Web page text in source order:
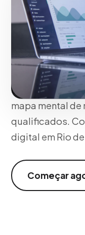
segmentação
Pin, takeovers
patrocínio
que seu
esteja presente
mapa mental
qualificados.
digital em Rio
Começar